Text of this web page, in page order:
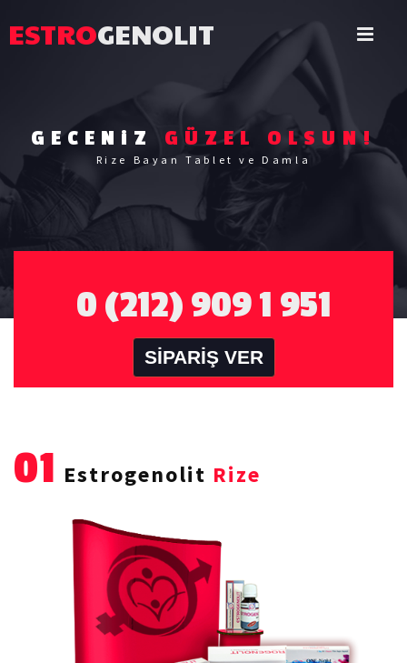
GECENiZ GÜZEL OLSUN!
Rize Bayan Tablet ve Damla
ESTROGENOLIT
0 (212) 909 1 951
SİPARİŞ VER
01 Estrogenolit Rize